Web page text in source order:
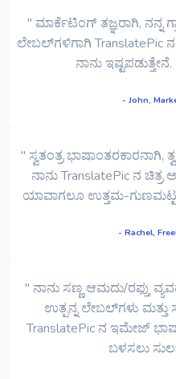
" ಮಾರ್ಕೆಟಿಂಗ್ ತಜ್ಞರಾಗಿ, ನನ್ನ
ಲೇಬಲ್‌ಗಳಿಗಾಗಿ TranslatePic
ನಾನು
- John,
" ಸ್ವತಂತ್ರ
ನಾನು TranslatePic ನ ಚಿತ್ರ
ಯಾವಾಗಲೂ ಉತ್ತಮ-ಗುಣಮಟ್ಟದ
- Rachel,
" ನಾನು ಸಣ್ಣ ಆಮದು/ರಫ್ತು
ಉತ್ಪನ್ನ ಲೇಬಲ್‌ಗಳು ಮತ್ತು
TranslatePic ನ ಇಮೇಜ್
ಬಳಸಲು